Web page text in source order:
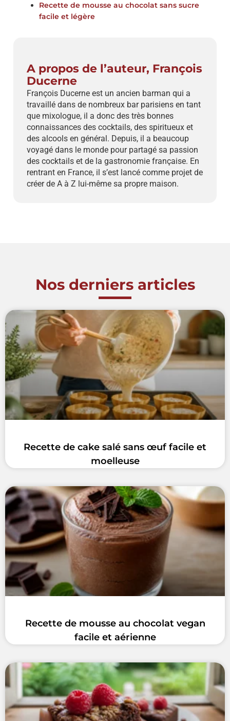
Recette de mousse au chocolat sans sucre
facile et légère
A propos de l’auteur, François
Ducerne
François Ducerne est un ancien barman qui a
travaillé dans de nombreux bar parisiens en tant
que mixologue, il a donc des très bonnes
connaissances des cocktails, des spiritueux et
des alcools en général. Depuis, il a beaucoup
voyagé dans le monde pour partagé sa passion
des cocktails et de la gastronomie française. En
rentrant en France, il s’est lancé comme projet de
créer de A à Z lui-même sa propre maison.
Nos derniers articles
Recette de cake salé sans œuf facile et
moelleuse
Recette de mousse au chocolat vegan
facile et aérienne